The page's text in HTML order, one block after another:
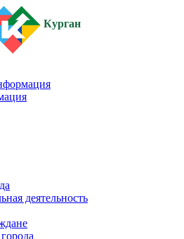
Курган
деятельность